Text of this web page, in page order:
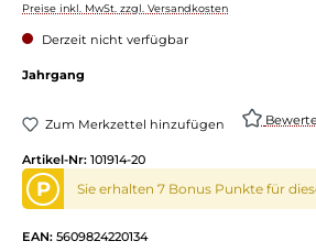
Preise inkl. MwSt. zzgl. Versandkosten
Derzeit nicht verfügbar
Jahrgang
Zum Merkzettel hinzufügen
Artikel-Nr: 101914-20
P Sie erhalten 7 Bonus Punkte für
EAN: 5609824220134